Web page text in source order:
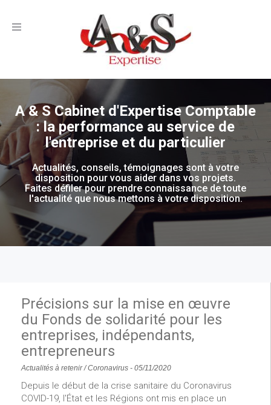
Toggle
A & S Cabinet d'Expertise Comptable
: la performance au service de
l'entreprise et du particulier
Actualités, conseils, témoignages sont à votre
disposition pour vous aider dans vos projets.
Faites défiler pour prendre connaissance de toute
l'actualité que nous mettons à votre disposition.
Précisions sur la mise en œuvre
du Fonds de solidarité pour les
entreprises, indépendants,
entrepreneurs
Actualités à retenir/Coronavirus - 05/11/2020
Depuis le début de la crise sanitaire du Coronavirus
COVID-19, l'État et les Régions ont mis en place un